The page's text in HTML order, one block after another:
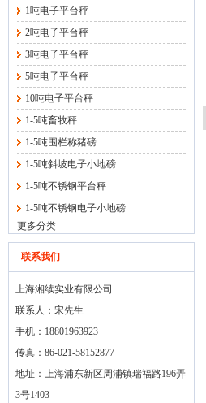
1吨电子平台秤
2吨电子平台秤
3吨电子平台秤
5吨电子平台秤
10吨电子平台秤
1-5吨畜牧秤
1-5吨围栏称猪磅
1-5吨斜坡电子小地磅
1-5吨不锈钢平台秤
1-5吨不锈钢电子小地磅
更多分类
联系我们
上海湘续实业有限公司
联系人：宋先生
手机：18801963923
传真：86-021-58152877
地址：上海浦东新区周浦镇瑞福路196弄
3号1403